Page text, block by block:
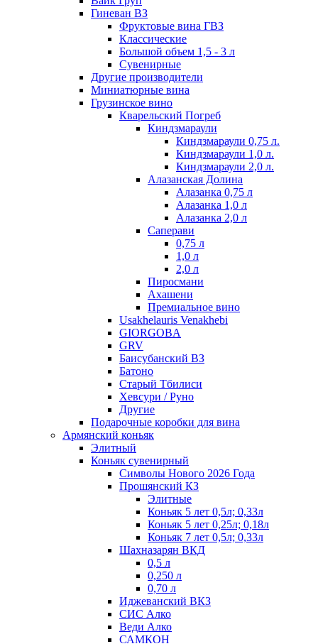
Гиневан ВЗ
Фруктовые вина ГВЗ
Классические
Большой объем 1,5 - 3 л
Сувенирные
Другие производители
Миниатюрные вина
Грузинское вино
Кварельский Погреб
Киндзмараули
Киндзмараули 0,75 л.
Киндзмараули 1,0 л.
Киндзмараули 2,0 л.
Алазанская Долина
Алазанка 0,75 л
Алазанка 1,0 л
Алазанка 2,0 л
Саперави
0,75 л
1,0 л
2,0 л
Пиросмани
Ахашени
Премиальное вино
Usakhelauris Venakhebi
GIORGOBA
GRV
Баисубанский ВЗ
Батоно
Старый Тбилиси
Хевсури / Руно
Другие
Подарочные коробки для вина
Армянский коньяк
Элитный
Коньяк сувенирный
Символы Нового 2026 Года
Прошянский КЗ
Элитные
Коньяк 5 лет 0,5л; 0,33л
Коньяк 5 лет 0,25л; 0,18л
Коньяк 7 лет 0,5л; 0,33л
Шахназарян ВКД
0,5 л
0,250 л
0,70 л
Иджеванский ВКЗ
СИС Алко
Веди Алко
САМКОН